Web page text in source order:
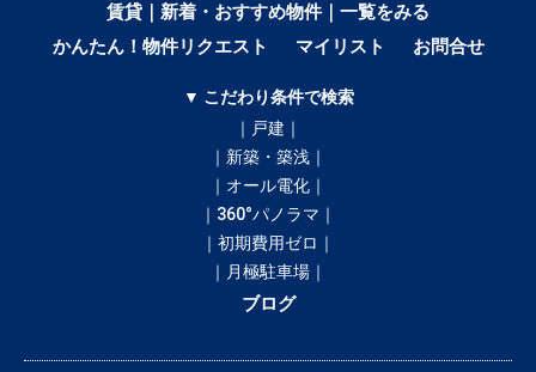
賃貸｜新着・おすすめ物件｜一覧をみる
かんたん！物件リクエスト
マイリスト お問合せ
▼ こだわり条件で検索
｜戸建｜
｜新築・築浅｜
｜オール電化｜
｜360°パノラマ｜
｜初期費用ゼロ｜
｜月極駐車場｜
ブログ